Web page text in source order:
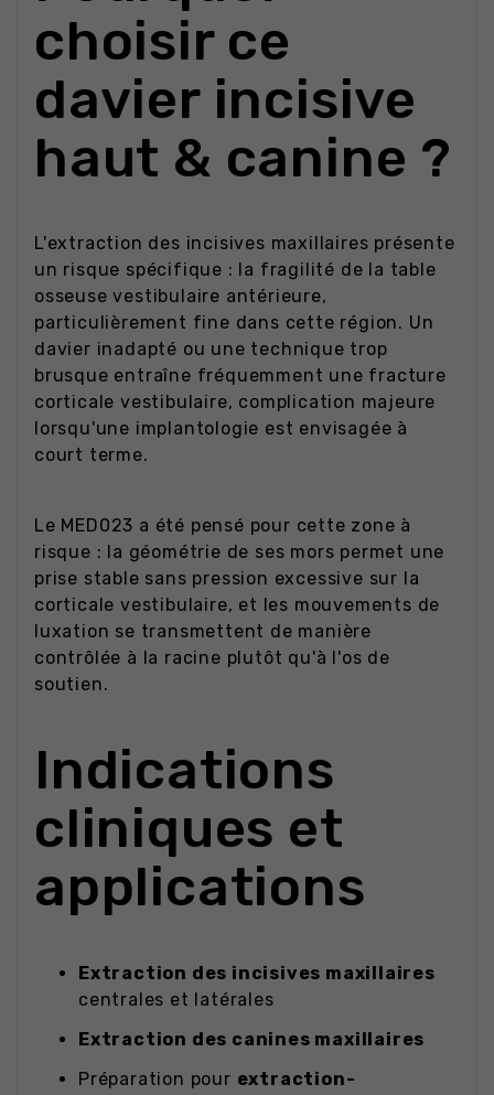
choisir ce
davier incisive
haut & canine ?
L'extraction des incisives maxillaires présente
un risque spécifique : la fragilité de la table
osseuse vestibulaire antérieure,
particulièrement fine dans cette région. Un
davier inadapté ou une technique trop
brusque entraîne fréquemment une fracture
corticale vestibulaire, complication majeure
lorsqu'une implantologie est envisagée à
court terme.
Le MED023 a été pensé pour cette zone à
risque : la géométrie de ses mors permet une
prise stable sans pression excessive sur la
corticale vestibulaire, et les mouvements de
luxation se transmettent de manière
contrôlée à la racine plutôt qu'à l'os de
soutien.
Indications
cliniques et
applications
Extraction des incisives maxillaires
centrales et latérales
Extraction des canines maxillaires
Préparation pour extraction-